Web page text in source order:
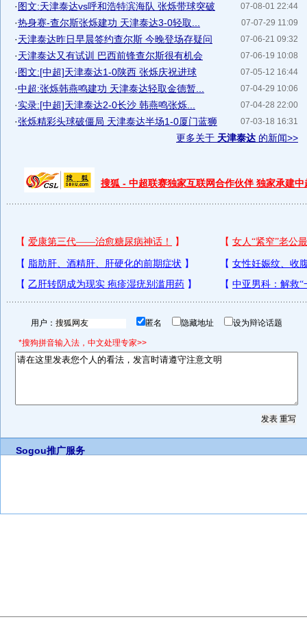
07-08-01 22:44
·图文:天津泰达vs呼和浩特滨海队 张烁带球突破
07-07-29 11:09
·热身赛-查尔斯张烁建功 天津泰达3-0轻取...
07-06-21 09:32
·天津泰达昨日早晨签约查尔斯 今晚登场存疑问
07-06-19 10:08
·天津泰达又有试训 巴西前锋查尔斯很有机会
07-05-12 16:44
·图文:[中超]天津泰达1-0陕西 张烁庆祝进球
07-04-29 10:06
·中超:张烁韩燕鸣建功 天津泰达轻取金德暂...
07-04-28 22:00
·实录:[中超]天津泰达2-0长沙 韩燕鸣张烁...
07-03-18 16:31
·张烁精彩头球破僵局 天津泰达半场1-0厦门蓝狮
更多关于 天津泰达 的新闻>>
搜狐 - 中超联赛独家互联网合作伙伴 独家承建中
用户： 匿名 隐藏地址 设为辩论话题
*搜狗拼音输入法，中文处理专家>>
Sogou推广服务